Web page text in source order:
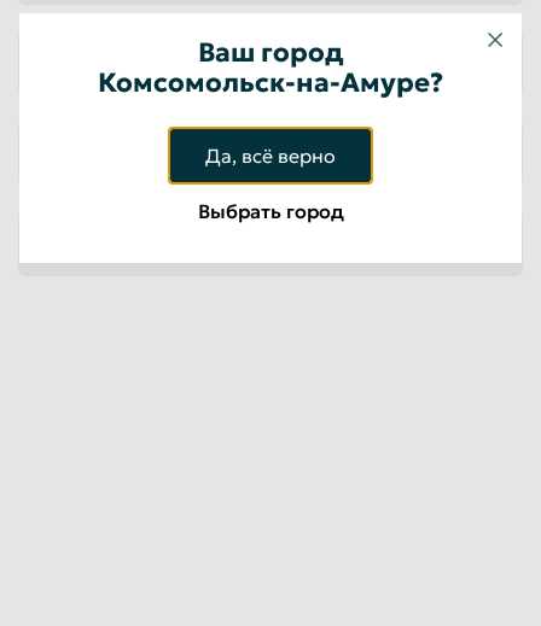
Оцинкованный металл, трос
Ваш город
Комсомольск-на-Амуре?
Да, всё верно
Выбрать город